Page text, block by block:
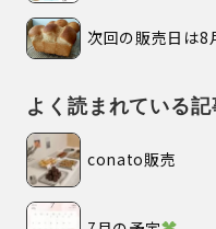
次回の販売日は8
よく読まれている記
conato販売